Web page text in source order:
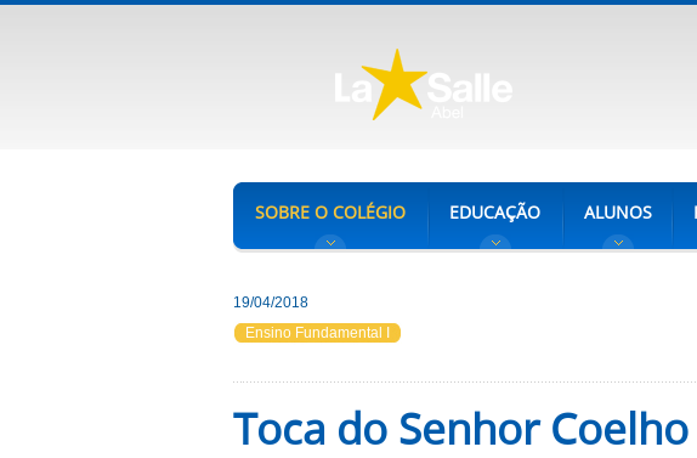
SOBRE O COLÉGIO EDUCAÇÃO ALUNOS
19/04/2018
Ensino Fundamental I
Toca do Senhor Coelho